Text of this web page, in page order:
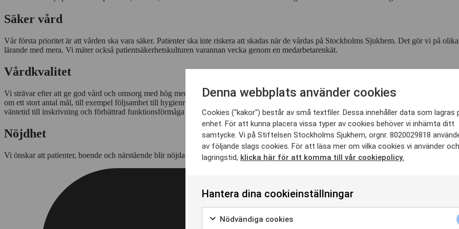
Säker vård
Vår första prioritet är att vården ska vara säker. Patienter ska inte riskera att skadas när de vårdas på Stockholms Sjukhem. Det gör vi på
lärande med mera. Vi mäter också patientsäkerhetskulturen varannan vecka genom en medarbetarenkät.
Vårdkvalitet
Vi strävar efter att ge god vård och omsorg med hög medicinsk och omvårdnadsmässig kvalitet. Vi deltar i sex olika kvalitetsregister samt
om ett stort antal mål, till exempel följsamhet till hygienrutiner, läkemedelsrekommendationer eller låg förekomst av vårdrelaterade
väntetid till inskrivning och förbättrad funktionsförmåga under vårdtiden. Ett gott bemötande ser vi som nyckeln till god vård.
Nöjdhet
Vi önskar att patienter, boende och närstående blir nöjda med vården på Stockholms Sjukhem. Därför mäter vi också patient-, boende- och
Denna webbplats använder cookies
Cookies ("kakor") består av små textfiler. Dessa innehåller data som lagras
enhet. För att kunna placera vissa typer av cookies behöver vi inhämta ditt
samtycke. Vi på Stiftelsen Stockholms Sjukhem, orgnr. 8020029818
av följande slags cookies. För att läsa mer om vilka cookies vi använder och
lagringstid, klicka här för att komma till vår cookiepolicy.
Hantera dina cookieinställningar
Nödvändiga cookies